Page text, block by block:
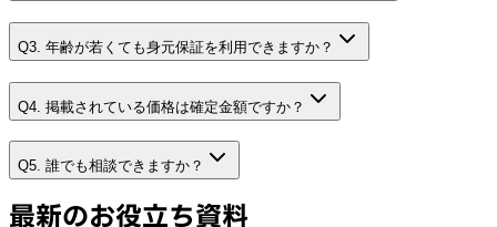
Q3. 年齢が若くても身元保証を利用できますか？
Q4. 掲載されている価格は確定金額ですか？
Q5. 誰でも相談できますか？
最新のお役立ち資料